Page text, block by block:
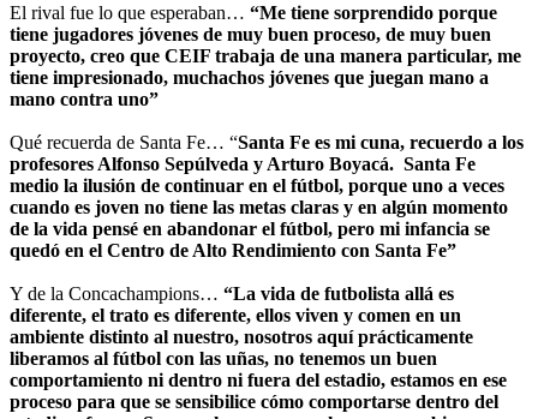
El rival fue lo que esperaban… “Me tiene sorprendido porque
tiene jugadores jóvenes de muy buen proceso, de muy buen
proyecto, creo que CEIF trabaja de una manera particular, me
tiene impresionado, muchachos jóvenes que juegan mano a
mano contra uno”
Qué recuerda de Santa Fe… “Santa Fe es mi cuna, recuerdo a los
profesores Alfonso Sepúlveda y Arturo Boyacá. Santa Fe
medio la ilusión de continuar en el fútbol, porque uno a veces
cuando es joven no tiene las metas claras y en algún momento
de la vida pensé en abandonar el fútbol, pero mi infancia se
quedó en el Centro de Alto Rendimiento con Santa Fe”
Y de la Concachampions… “La vida de futbolista allá es
diferente, el trato es diferente, ellos viven y comen en un
ambiente distinto al nuestro, nosotros aquí prácticamente
liberamos al fútbol con las uñas, no tenemos un buen
comportamiento ni dentro ni fuera del estadio, estamos en ese
proceso para que se sensibilice cómo comportarse dentro del